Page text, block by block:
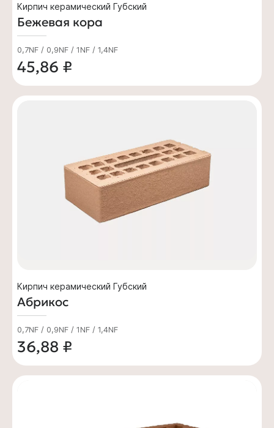
Кирпич керамический Губский
Бежевая кора
0,7NF / 0,9NF / 1NF / 1,4NF
45,86 ₽
Кирпич керамический Губский
Абрикос
0,7NF / 0,9NF / 1NF / 1,4NF
36,88 ₽